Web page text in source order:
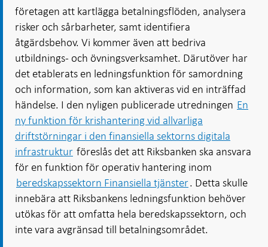
företagen att kartlägga betalningsflöden, analysera
risker och sårbarheter, samt identifiera
åtgärdsbehov. Vi kommer även att bedriva
utbildnings- och övningsverksamhet. Därutöver har
det etablerats en ledningsfunktion för samordning
och information, som kan aktiveras vid en inträffad
händelse. I den nyligen publicerade utredningen En
ny funktion för krishantering vid allvarliga
driftstörningar i den finansiella sektorns digitala
infrastruktur föreslås det att Riksbanken ska ansvara
för en funktion för operativ hantering inom
beredskapssektorn Finansiella tjänster. Detta skulle
innebära att Riksbankens ledningsfunktion behöver
utökas för att omfatta hela beredskapssektorn, och
inte vara avgränsad till betalningsområdet.